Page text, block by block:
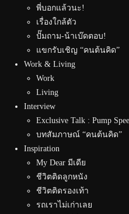
พี่บอกแล้วนะ!
เรื่องใกล้ตัว
ปั๊มถาม-น้าเบ๊ดตอบ!
แขกรับเชิญ “คนต้นคิด”
Work & Living
Work
Living
Interview
Exclusive Talk : Pump
บทสัมภาษณ์ “คนต้นคิด”
Inspiration
My Dear มีเดีย
ชีวิตติดลูกหนัง
ชีวิตติดรองเท้า
รถเราไม่เก่าเลย